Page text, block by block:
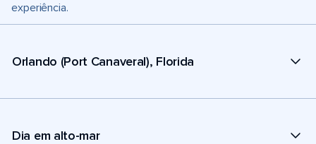
experiência.
Orlando (Port Canaveral), Florida
Dia em alto-mar